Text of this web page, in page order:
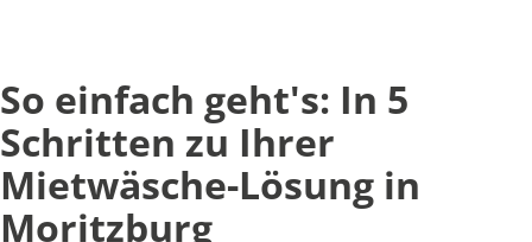
So einfach geht's: In 5
Schritten zu Ihrer
Mietwäsche-Lösung in
Moritzburg